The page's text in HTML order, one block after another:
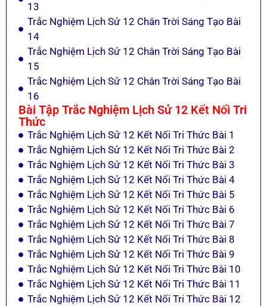
13
Trắc Nghiệm Lịch Sử 12 Chân Trời Sáng Tạo Bài
14
Trắc Nghiệm Lịch Sử 12 Chân Trời Sáng Tạo Bài
15
Trắc Nghiệm Lịch Sử 12 Chân Trời Sáng Tạo Bài
16
Bài Tập Trắc Nghiệm Lịch Sử 12 Kết Nối Tri
Thức
Trắc Nghiệm Lịch Sử 12 Kết Nối Tri Thức Bài 1
Trắc Nghiệm Lịch Sử 12 Kết Nối Tri Thức Bài 2
Trắc Nghiệm Lịch Sử 12 Kết Nối Tri Thức Bài 3
Trắc Nghiệm Lịch Sử 12 Kết Nối Tri Thức Bài 4
Trắc Nghiệm Lịch Sử 12 Kết Nối Tri Thức Bài 5
Trắc Nghiệm Lịch Sử 12 Kết Nối Tri Thức Bài 6
Trắc Nghiệm Lịch Sử 12 Kết Nối Tri Thức Bài 7
Trắc Nghiệm Lịch Sử 12 Kết Nối Tri Thức Bài 8
Trắc Nghiệm Lịch Sử 12 Kết Nối Tri Thức Bài 9
Trắc Nghiệm Lịch Sử 12 Kết Nối Tri Thức Bài 10
Trắc Nghiệm Lịch Sử 12 Kết Nối Tri Thức Bài 11
Trắc Nghiệm Lịch Sử 12 Kết Nối Tri Thức Bài 12